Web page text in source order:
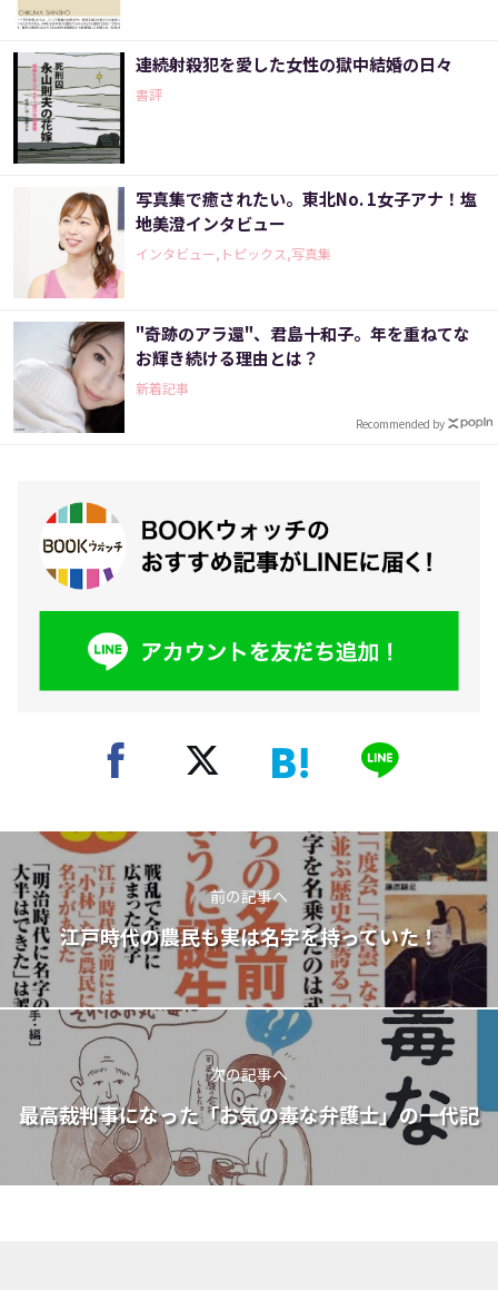
連続射殺犯を愛した女性の獄中結婚の日々
書評
写真集で癒されたい。東北No. 1女子アナ！塩
地美澄インタビュー
インタビュー,トピックス,写真集
"奇跡のアラ還"、君島十和子。年を重ねてな
お輝き続ける理由とは？
新着記事
Recommended by
前の記事へ
江戸時代の農民も実は名字を持っていた！
次の記事へ
最高裁判事になった「お気の毒な弁護士」の一代記